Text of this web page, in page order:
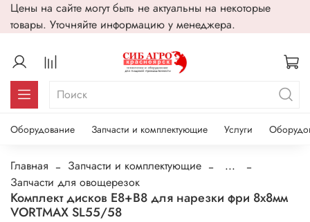
Цены на сайте могут быть не актуальны на некоторые
товары. Уточняйте информацию у менеджера.
Оборудование Запчасти и комплектующие Услуги
Главная Запчасти и комплектующие
...
Запчасти для овощерезок
Комплект дисков E8+B8 для нарезки фри 8x8мм
VORTMAX SL55/58